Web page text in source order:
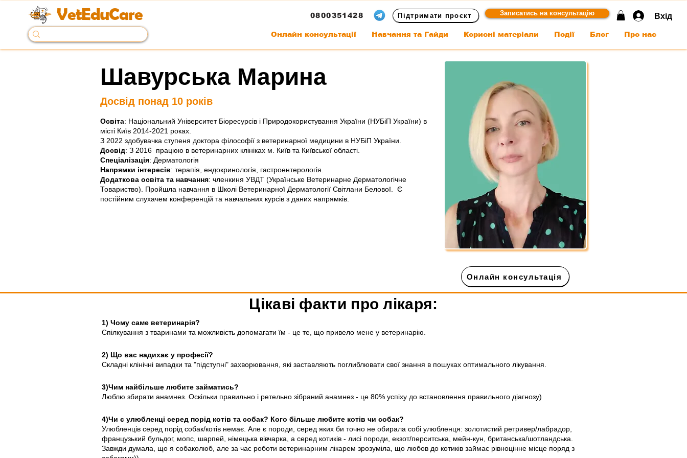
VetEduCare 0800351428 Підтримати проєкт Записатись на консультацію Вхід
Онлайн консультації Навчання та Гайди Корисні матеріали Події Блог Про нас
Шавурська Марина
Досвід понад 10 років
Освіта: Національний Університет Біоресурсів і Природокористування України (НУБіП України) в
місті Київ 2014-2021 роках.
З 2022 здобувачка ступеня доктора філософії з ветеринарної медицини в НУБіП України.
Досвід: З 2016 працюю в ветеринарних клініках м. Київ та Київської області.
Спеціалізація: Дерматологія
Напрямки інтересів: терапія, ендокринологія, гастроентерологія.
Додаткова освіта та навчання: членкиня УВДТ (Українське Ветеринарне Дерматологічне
Товариство). Пройшла навчання в Школі Ветеринарної Дерматології Світлани Белової. Є
постійним слухачем конференцій та навчальних курсів з даних напрямків.
Онлайн консультація
Цікаві факти про лікаря:
1) Чому саме ветеринарія?
Спілкування з тваринами та можливість допомагати їм - це те, що привело мене у ветеринарію.
2) Що вас надихає у професії?
Складні клінічні випадки та "підступні" захворювання, які заставляють поглиблювати свої знання в пошуках оптимального лікування.
3)Чим найбільше любите займатись?
Люблю збирати анамнез. Оскільки правильно і ретельно зібраний анамнез - це 80% успіху до встановлення правильного діагнозу)
4)Чи є улюбленці серед порід котів та собак? Кого більше любите котів чи собак?
Улюбленців серед порід собак/котів немає. Але є породи, серед яких би точно не обирала собі улюбленця: золотистий ретривер/лабрадор,
французький бульдог, мопс, шарпей, німецька вівчарка, а серед котиків - лисі породи, екзот/перситська, мейн-кун, британська/шотландська.
Завжди думала, що я собаколюб, але за час роботи ветеринарним лікарем зрозуміла, що любов до котиків займає рівноцінне місце поряд з